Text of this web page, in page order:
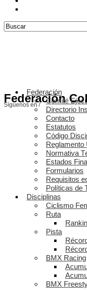
Federación
Síguenos en /
Federación
Comité
Directorio
Contacto
Estatutos
Código
Reglamento
Normativa
Estados
Formularios
Requisitos
Políticas de
Disciplinas
Ciclismo
Ruta
Pista
BMX Racing
BMX